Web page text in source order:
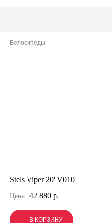
Велосипеды
Stels Viper 20' V010
Цена: 42 880 р.
В КОРЗИНУ
В КОРЗИНУ
В КОРЗИНУ